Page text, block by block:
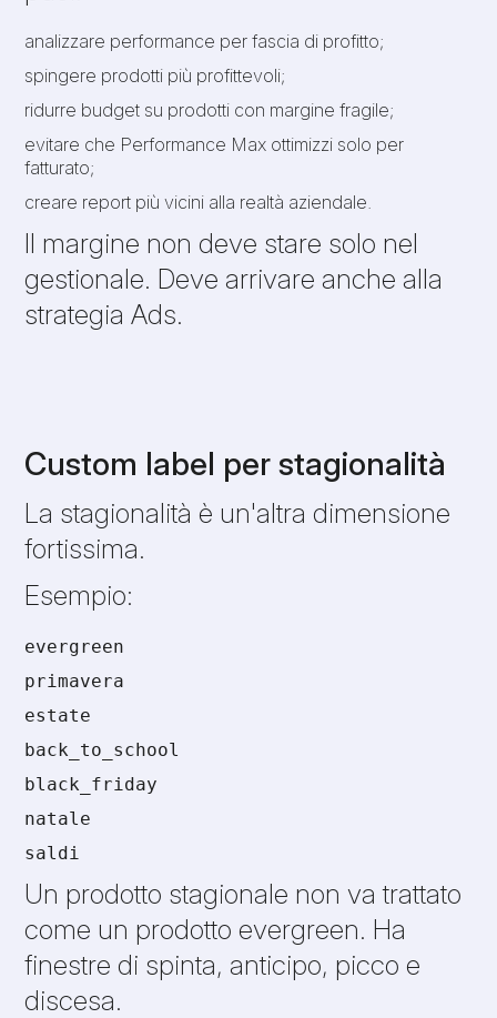
analizzare performance per fascia di profitto;
spingere prodotti più profittevoli;
ridurre budget su prodotti con margine fragile;
evitare che Performance Max ottimizzi solo per
fatturato;
creare report più vicini alla realtà aziendale.
Il margine non deve stare solo nel
gestionale. Deve arrivare anche alla
strategia Ads.
Custom label per stagionalità
La stagionalità è un'altra dimensione
fortissima.
Esempio:
evergreen
primavera
estate
back_to_school
black_friday
natale
saldi
Un prodotto stagionale non va trattato
come un prodotto evergreen. Ha
finestre di spinta, anticipo, picco e
discesa.